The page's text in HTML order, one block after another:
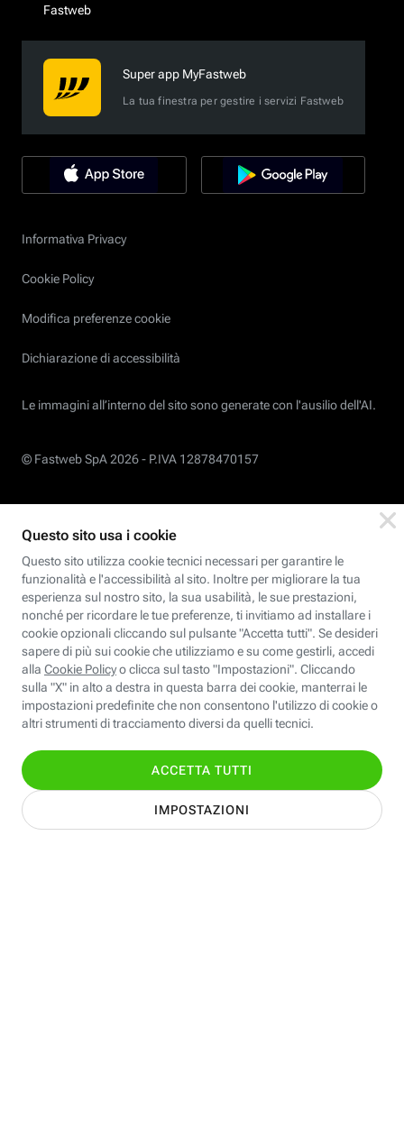
Fastweb
Super app MyFastweb
La tua finestra per gestire i servizi Fastweb
Informativa Privacy
Cookie Policy
Modifica preferenze cookie
Dichiarazione di accessibilità
Le immagini all’interno del sito sono generate con l'ausilio dell'AI.
© Fastweb SpA 2026 - P.IVA 12878470157